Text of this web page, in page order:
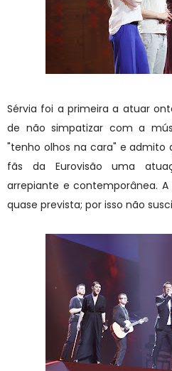
Sérvia foi a primeira a atuar
de não simpatizar com a
"tenho olhos na cara" e admito
fãs da Eurovisão uma
arrepiante e contemporânea.
quase prevista; por isso não